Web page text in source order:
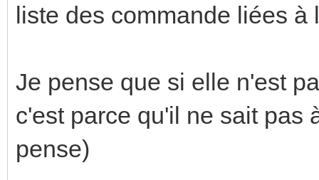
liste des commande liées à
Je pense que si elle n'est
c'est parce qu'il ne sait pas
pense)